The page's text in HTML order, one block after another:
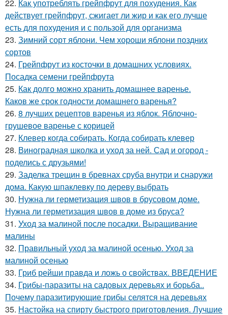
22. Как употреблять грейпфрут для похудения. Как
действует грейпфрут, сжигает ли жир и как его лучше
есть для похудения и с пользой для организма
23. Зимний сорт яблони. Чем хороши яблони поздних
сортов
24. Грейпфрут из косточки в домашних условиях.
Посадка семени грейпфрута
25. Как долго можно хранить домашнее варенье.
Каков же срок годности домашнего варенья?
26. 8 лучших рецептов варенья из яблок. Яблочно-
грушевое варенье с корицей
27. Клевер когда собирать. Когда собирать клевер
28. Виноградная школка и уход за ней. Сад и огород -
поделись с друзьями!
29. Заделка трещин в бревнах сруба внутри и снаружи
дома. Какую шпаклевку по дереву выбрать
30. Нужна ли герметизация швов в брусовом доме.
Нужна ли герметизация швов в доме из бруса?
31. Уход за малиной после посадки. Выращивание
малины
32. Правильный уход за малиной осенью. Уход за
малиной осенью
33. Гриб рейши правда и ложь о свойствах. ВВЕДЕНИЕ
34. Грибы-паразиты на садовых деревьях и борьба..
Почему паразитирующие грибы селятся на деревьях
35. Настойка на спирту быстрого приготовления. Лучшие